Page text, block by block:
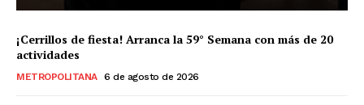
¡Cerrillos de fiesta! Arranca la 59° Semana con más de 20
actividades
METROPOLITANA 6 de agosto de 2026